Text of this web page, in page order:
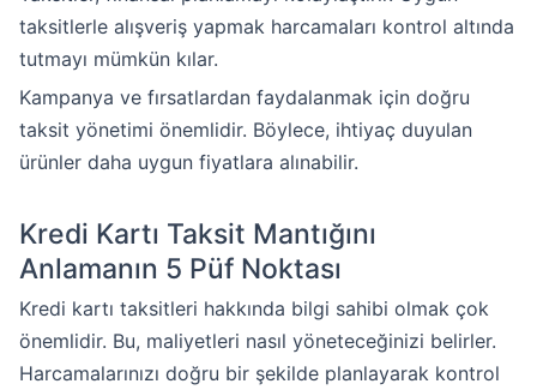
taksitlerle alışveriş yapmak harcamaları kontrol altında
tutmayı mümkün kılar.
Kampanya ve fırsatlardan faydalanmak için doğru
taksit yönetimi önemlidir. Böylece, ihtiyaç duyulan
ürünler daha uygun fiyatlara alınabilir.
Kredi Kartı Taksit Mantığını
Anlamanın 5 Püf Noktası
Kredi kartı taksitleri hakkında bilgi sahibi olmak çok
önemlidir. Bu, maliyetleri nasıl yöneteceğinizi belirler.
Harcamalarınızı doğru bir şekilde planlayarak kontrol